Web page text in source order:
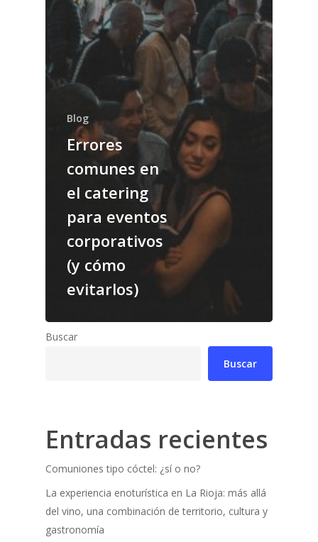
Blog
Errores
comunes en
el catering
para eventos
corporativos
(y cómo
evitarlos)
Buscar
Buscar
Entradas recientes
Comuniones tipo cóctel: ¿sí o no?
La experiencia enoturística en La Rioja: más allá
del vino, una combinación de territorio, cultura y
gastronomía